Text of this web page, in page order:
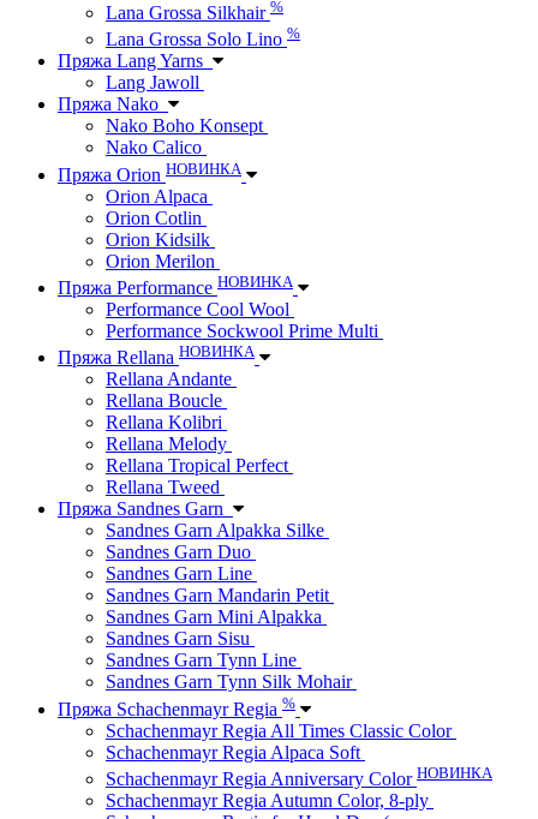
Lana Grossa Silkhair %
Lana Grossa Solo Lino %
Пряжа Lang Yarns
Lang Jawoll
Пряжа Nako
Nako Boho Konsept
Nako Calico
Пряжа Orion НОВИНКА
Orion Alpaca
Orion Cotlin
Orion Kidsilk
Orion Merilon
Пряжа Performance НОВИНКА
Performance Cool Wool
Performance Sockwool Prime Multi
Пряжа Rellana НОВИНКА
Rellana Andante
Rellana Boucle
Rellana Kolibri
Rellana Melody
Rellana Tropical Perfect
Rellana Tweed
Пряжа Sandnes Garn
Sandnes Garn Alpakka Silke
Sandnes Garn Duo
Sandnes Garn Line
Sandnes Garn Mandarin Petit
Sandnes Garn Mini Alpakka
Sandnes Garn Sisu
Sandnes Garn Tynn Line
Sandnes Garn Tynn Silk Mohair
Пряжа Schachenmayr Regia %
Schachenmayr Regia All Times Classic Color
Schachenmayr Regia Alpaca Soft
Schachenmayr Regia Anniversary Color НОВИНКА
Schachenmayr Regia Autumn Color, 8-ply